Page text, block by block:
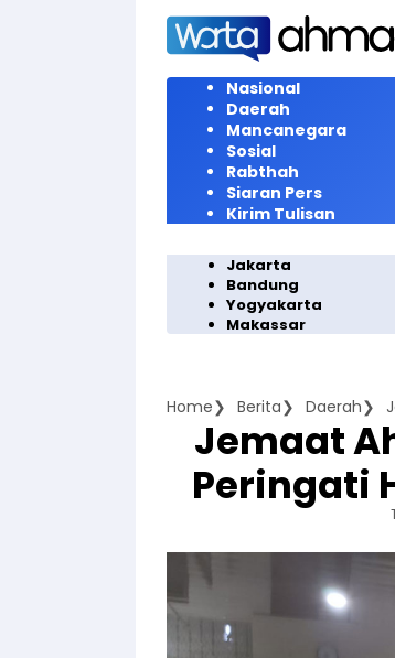
Langsung
konten
Nasional
Daerah
Mancanegara
Sosial
Rabthah
Siaran Pers
Kirim Tulisan
Jakarta
Bandung
Yogyakarta
Makassar
Home Berita Daerah
Jemaat
Peringati